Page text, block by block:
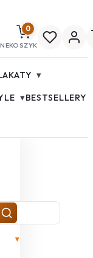
0
KOSZYK
▾
▾BESTSELLERY
▾